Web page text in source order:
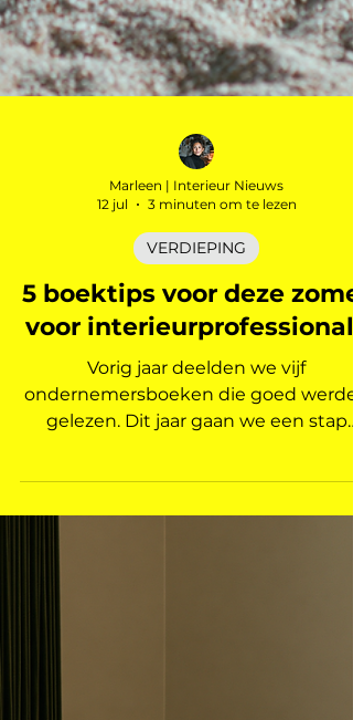
Marleen | Interieur Nieuws
3 minuten om te lezen
VERDIEPING
5 boektips voor deze
voor interieurprofessionals
Vorig jaar deelden we vijf